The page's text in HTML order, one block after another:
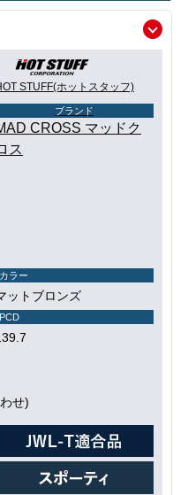
STUFF(ホットスタッフ)
ブランド
CROSS マッドク
ス
カラー
ットブロンズ
PCD
せ)